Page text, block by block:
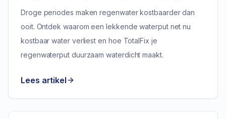
Droge periodes maken regenwater kostbaarder dan
ooit. Ontdek waarom een lekkende waterput net nu
kostbaar water verliest en hoe TotalFix je
regenwaterput duurzaam waterdicht maakt.
Lees artikel